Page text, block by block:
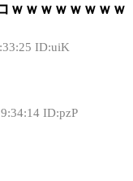
ｗｗｗｗｗｗｗｗ
ID:uiK
ID:pzP